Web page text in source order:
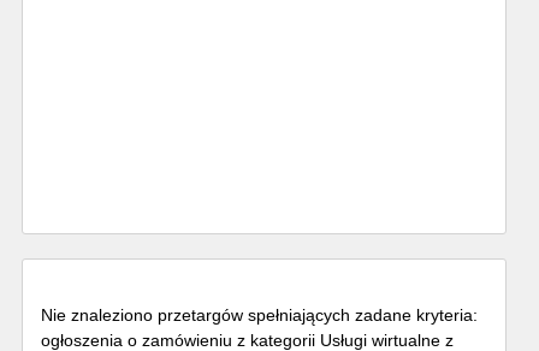
Nie znaleziono przetargów spełniających zadane kryteria:
ogłoszenia o zamówieniu z kategorii Usługi wirtualne z